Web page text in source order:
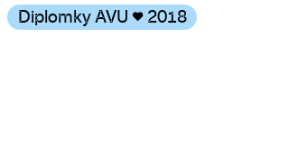
Diplomky AVU ♥ 2018